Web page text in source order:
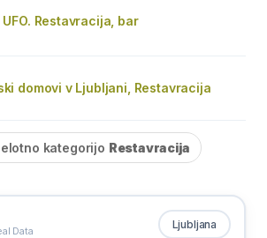
Restavracija, bar
domovi v Ljubljani, Restavracija
kategorijo Restavracija
Data Ljubljana